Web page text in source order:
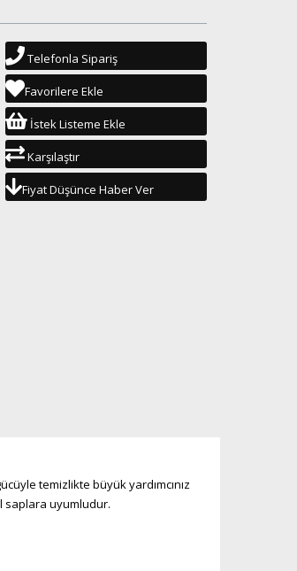
Telefonla Sipariş
Favorilere Ekle
İstek Listeme Ekle
Karşılaştır
Fiyat Düşünce Haber Ver
temizlikte büyük yardımcınız
saplara uyumludur.